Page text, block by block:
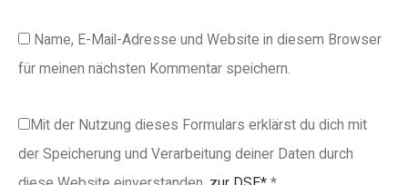
Name, E-Mail-Adresse und Website in diesem Browser
für meinen nächsten Kommentar speichern.
Mit der Nutzung dieses Formulars erklärst du dich mit
der Speicherung und Verarbeitung deiner Daten durch